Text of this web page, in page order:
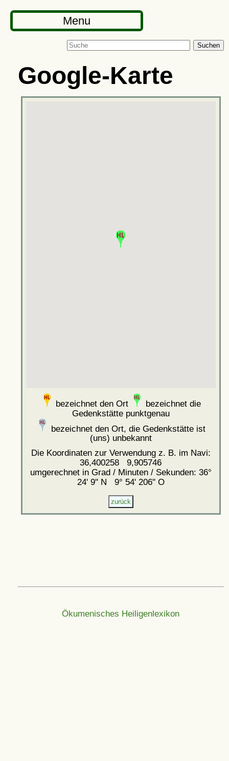
Menu
Suchen
Google-Karte
bezeichnet den Ort
bezeichnet die
Gedenkstätte punktgenau
bezeichnet den Ort, die Gedenkstätte ist
(uns) unbekannt
Die Koordinaten zur Verwendung z. B. im Navi:
36,400258 9,905746
umgerechnet in Grad / Minuten / Sekunden: 36°
24' 9'' N 9° 54' 206'' O
Ökumenisches Heiligenlexikon